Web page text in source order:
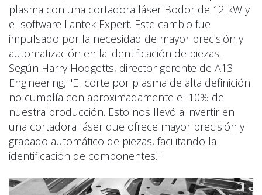
plasma con una cortadora láser Bodor de 12 kW y
el software Lantek Expert. Este cambio fue
impulsado por la necesidad de mayor precisión y
automatización en la identificación de piezas.
Según Harry Hodgetts, director gerente de A13
Engineering, "El corte por plasma de alta definición
no cumplía con aproximadamente el 10% de
nuestra producción. Esto nos llevó a invertir en
una cortadora láser que ofrece mayor precisión y
grabado automático de piezas, facilitando la
identificación de componentes."